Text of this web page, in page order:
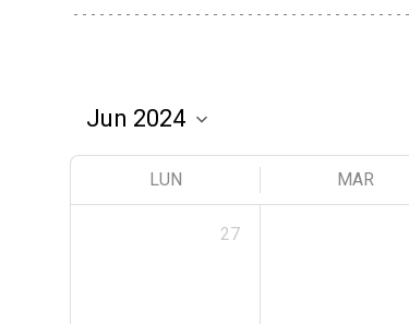
LUN MAR
27